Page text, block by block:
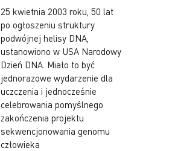
25 kwietnia 2003 roku, 50 lat
po ogłoszeniu struktury
podwójnej helisy DNA,
ustanowiono w USA Narodowy
Dzień DNA. Miało to być
jednorazowe wydarzenie dla
uczczenia i jednocześnie
celebrowania pomyślnego
zakończenia projektu
sekwencjonowania genomu
człowieka